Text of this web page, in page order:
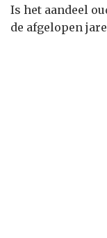
Is het aandeel
de afgelopen